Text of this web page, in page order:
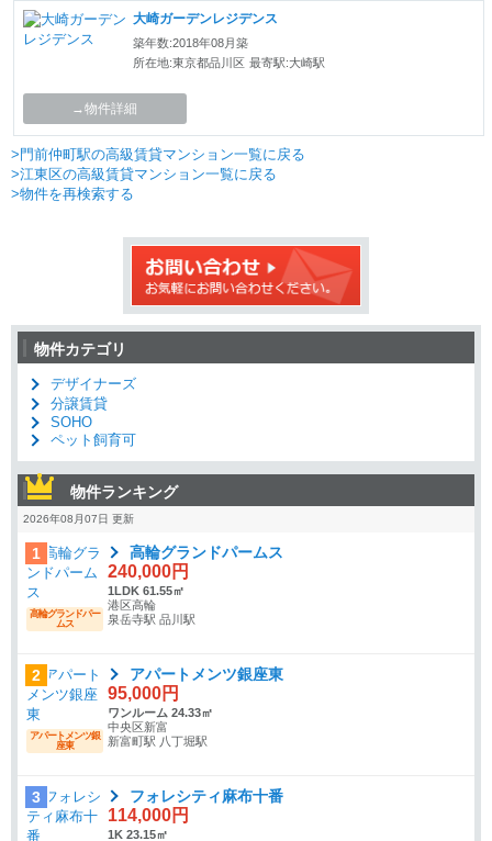
大崎ガーデンレジデンス
築年数:2018年08月築
所在地:東京都品川区 最寄駅:大崎駅
→物件詳細
>門前仲町駅の高級賃貸マンション一覧に戻る
>江東区の高級賃貸マンション一覧に戻る
>物件を再検索する
物件カテゴリ
デザイナーズ
分譲賃貸
SOHO
ペット飼育可
物件ランキング
2026年08月07日 更新
1
高輪グランドパー
ムス
高輪グランドパームス
240,000円
1LDK 61.55㎡
港区高輪
泉岳寺駅 品川駅
2
アパートメンツ銀
座東
アパートメンツ銀座東
95,000円
ワンルーム 24.33㎡
中央区新富
新富町駅 八丁堀駅
3 フォレシティ麻布十番
114,000円
1K 23.15㎡